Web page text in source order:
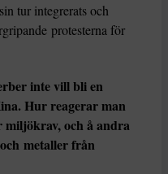
tur integrerats och
protesterna för
inte vill bli en
Hur reagerar man
miljökrav, och å andra
metaller från